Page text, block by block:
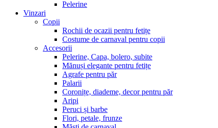
Pelerine
Vinzari
Copii
Rochii de ocazii pentru fetițe
Costume de carnaval pentru copii
Accesorii
Pelerine, Capa, bolero, subite
Mănuși elegante pentru fetițe
Agrafe pentru păr
Palarii
Coronițe, diademe, decor pentru păr
Aripi
Peruci și barbe
Flori, petale, frunze